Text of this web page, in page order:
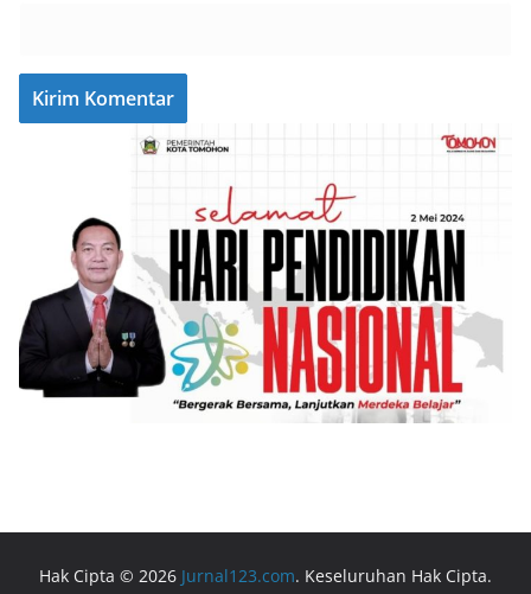
Hak Cipta © 2026 Jurnal123.com. Keseluruhan Hak Cipta.